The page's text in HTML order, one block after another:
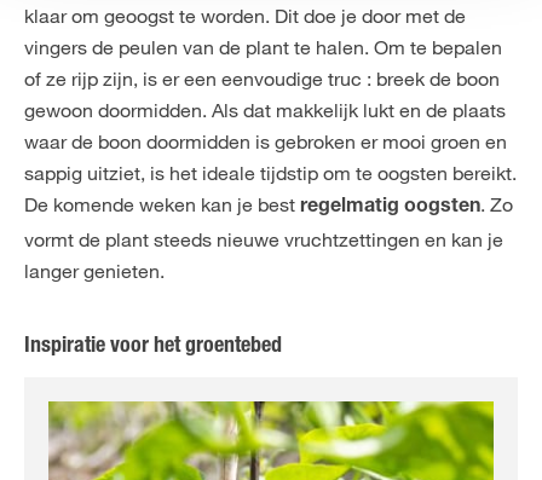
klaar om geoogst te worden. Dit doe je door met de
vingers de peulen van de plant te halen. Om te bepalen
of ze rijp zijn, is er een eenvoudige truc : breek de boon
gewoon doormidden. Als dat makkelijk lukt en de plaats
waar de boon doormidden is gebroken er mooi groen en
sappig uitziet, is het ideale tijdstip om te oogsten bereikt.
De komende weken kan je best regelmatig oogsten. Zo
vormt de plant steeds nieuwe vruchtzettingen en kan je
langer genieten.
Inspiratie voor het groentebed